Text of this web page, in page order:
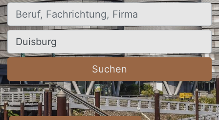
Beruf, Fachrichtung, Firma
Ort, Stadt
Suchen